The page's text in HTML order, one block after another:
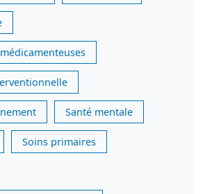
Santé mentale
Soins primaires